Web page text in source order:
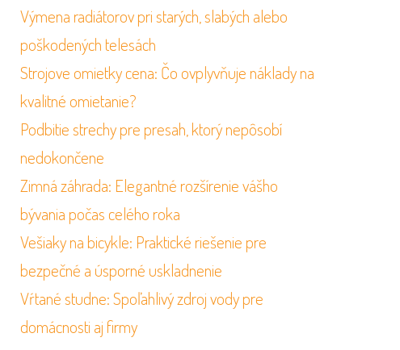
Výmena radiátorov pri starých, slabých alebo
poškodených telesách
Strojove omietky cena: Čo ovplyvňuje náklady na
kvalitné omietanie?
Podbitie strechy pre presah, ktorý nepôsobí
nedokončene
Zimná záhrada: Elegantné rozšírenie vášho
bývania počas celého roka
Vešiaky na bicykle: Praktické riešenie pre
bezpečné a úsporné uskladnenie
Vŕtané studne: Spoľahlivý zdroj vody pre
domácnosti aj firmy